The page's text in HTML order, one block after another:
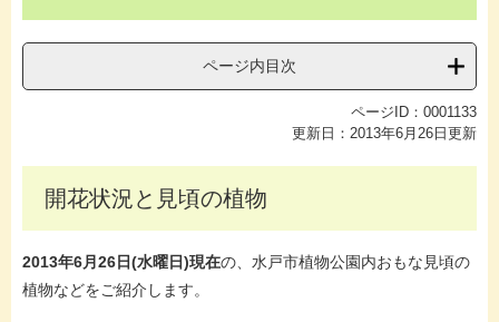
ページ内目次
ページID：0001133
更新日：2013年6月26日更新
開花状況と見頃の植物
2013年6月26日(水曜日)現在の、水戸市植物公園内おもな見頃の
植物などをご紹介します。